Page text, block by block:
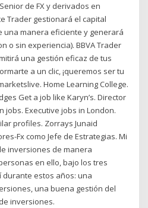
de FX y derivados en
Trader gestionará el capital
una manera eficiente y generará
o sin experiencia). BBVA Trader
una gestión eficaz de tus
a un clic, ¡queremos ser tu
Home Learning College.
Get a job like Karyn’s. Director
jobs. Executive jobs in London.
profiles. Zorrays Junaid
Fx como Jefe de Estrategias. Mi
inversiones de manera
en ello, bajo los tres
estos años: una
una buena gestión del
inversiones.